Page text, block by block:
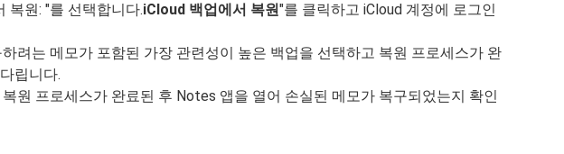
복원: "를 선택합니다.iCloud 백업에서 복원"를 클릭하고 iCloud 계정에 로그인
려는 메모가 포함된 가장 관련성이 높은 백업을 선택하고 복원 프로세스가 완
립니다.
원 프로세스가 완료된 후 Notes 앱을 열어 손실된 메모가 복구되었는지 확인